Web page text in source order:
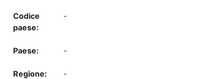
-
-
-